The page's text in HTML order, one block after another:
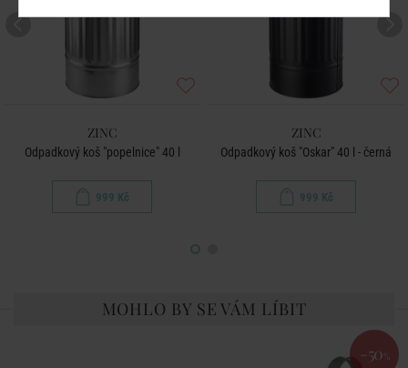
ZINC
Odpadkový koš "popelnice" 40 l
999 Kč
ZINC
Odpadkový koš "Oskar" 40 l - černá
999 Kč
MOHLO BY SE VÁM LÍBIT
-50 %